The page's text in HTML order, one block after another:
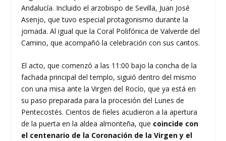
Andalucía. Incluido el arzobispo de Sevilla, Juan José
Asenjo, que tuvo especial protagonismo durante la
jornada. Al igual que la Coral Polifónica de Valverde del
Camino, que acompañó la celebración con sus cantos.
El acto, que comenzó a las 11:00 bajo la concha de la
fachada principal del templo, siguió dentro del mismo
con una misa ante la Virgen del Rocío, que ya está en
su paso preparada para la procesión del Lunes de
Pentecostés. Cientos de fieles acudieron a la apertura
de la puerta en la aldea almonteña, que coincide con
el centenario de la Coronación de la Virgen y el